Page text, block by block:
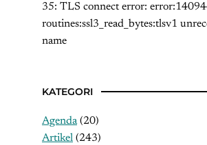
35: TLS connect error:
routines:ssl3_read_bytes:tlsv1
name
KATEGORI
Agenda(20)
Artikel (243)